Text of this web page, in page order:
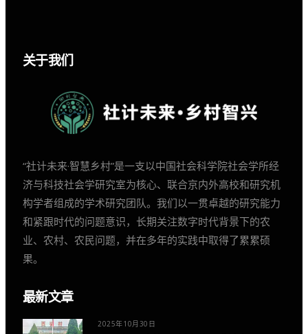
关于我们
“社计未来·智慧乡村”是一支以中国社会科学院社会学所经
济与科技社会学研究室为核心、联合京内外高校和研究机
构学者组成的学术研究团队。我们以一贯卓越的研究能力
和紧跟时代的问题意识，长期关注数字时代背景下的农
业、农村、农民问题，并在多年的实践中取得了累累硕
果。
最新文章
2025年10月30日